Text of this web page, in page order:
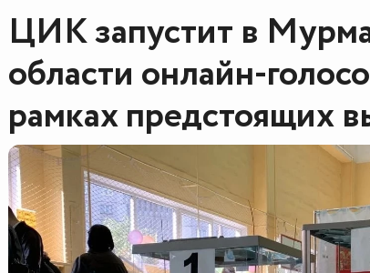
ЦИК запустит в
области онлайн-
рамках предстоящих